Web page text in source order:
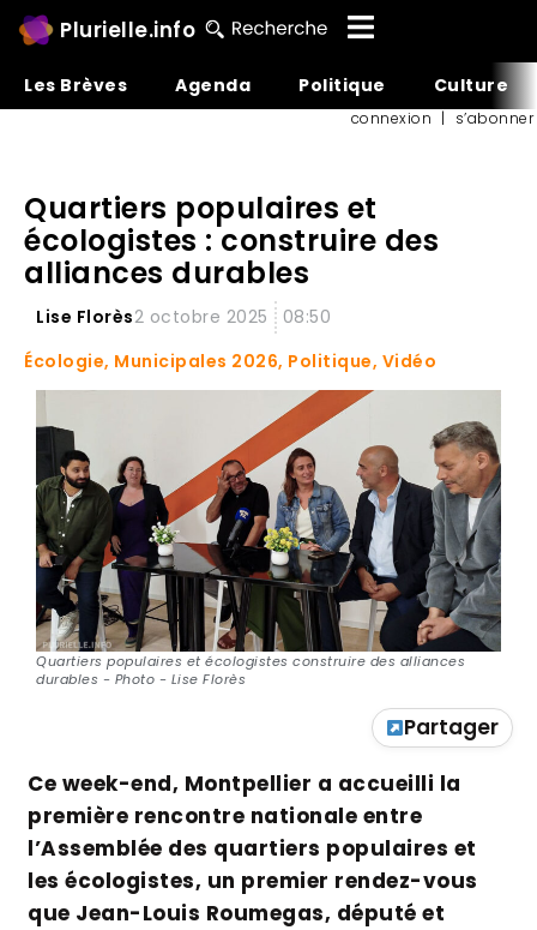
Plurielle.info
Les Brèves Agenda Politique Culture
connexion | s’abonner
Quartiers populaires et
écologistes : construire des
alliances durables
Lise Florès2 octobre 2025
08:50
Écologie, Municipales 2026, Politique, Vidéo
Quartiers populaires et écologistes construire des alliances
durables - Photo - Lise Florès
Partager
Ce week-end, Montpellier a accueilli la
première rencontre nationale entre
l’Assemblée des quartiers populaires et
les écologistes, un premier rendez-vous
que Jean-Louis Roumegas, député et